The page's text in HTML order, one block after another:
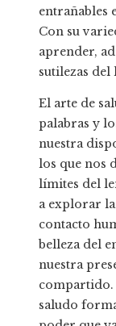
entrañables
Con su
aprender,
sutilezas del
El arte de
palabras y
nuestra
los que nos
límites del
a explorar
contacto
belleza del
nuestra
saludo